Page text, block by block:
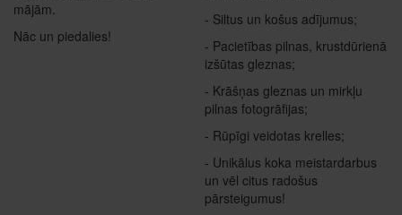
mājām.
Nāc un piedalies!
- Siltus un košus adījumus;
- Pacietības pilnas, krustdūrienā
izšūtas gleznas;
- Krāšņas gleznas un mirkļu
pilnas fotogrāfijas;
- Rūpīgi veidotas krelles;
- Unikālus koka meistardarbus
un vēl citus radošus
pārsteigumus!